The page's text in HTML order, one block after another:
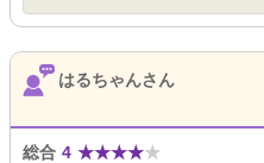
はるちゃんさん
総合 4 ★★★★★